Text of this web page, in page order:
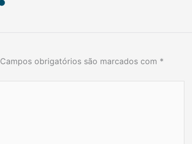
Campos obrigatórios são marcados com *